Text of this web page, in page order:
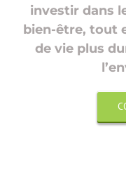
investir dans
bien-être, tout
de vie plus